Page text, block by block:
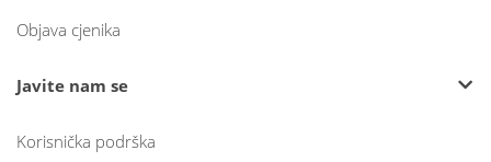
Objava cjenika
Javite nam se
Korisnička podrška